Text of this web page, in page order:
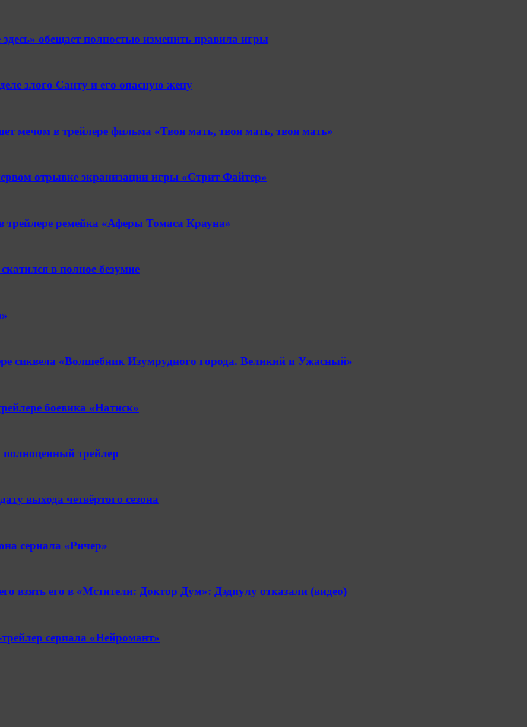
обещает полностью изменить правила игры
злого Санту и его опасную жену
мечом в трейлере фильма «Твоя мать, твоя мать, твоя мать»
отрывке экранизации игры «Стрит Файтер»
ремейка «Аферы Томаса Крауна»
в полное безумие
сиквела «Волшебник Изумрудного города. Великий и Ужасный»
боевика «Натиск»
трейлер
выхода четвёртого сезона
сериала «Ричер»
взять его в «Мстители: Доктор Дум»: Дэдпулу отказали (видео)
сериала «Нейромант»